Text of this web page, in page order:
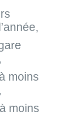
moins
moins